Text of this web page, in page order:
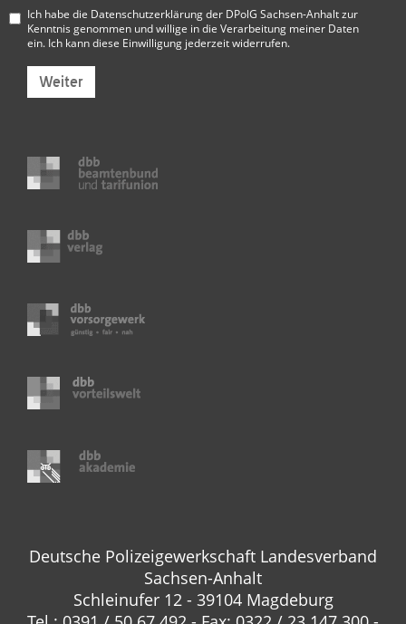
Ich habe die Datenschutzerklärung der DPolG Sachsen-Anhaltzur
Kenntnis genommen und willige in die Verarbeitung meiner Daten
ein. Ich kann diese Einwilligung jederzeit widerrufen.
Weiter
Deutsche Polizeigewerkschaft Landesverband
Sachsen-Anhalt
Schleinufer 12 - 39104 Magdeburg